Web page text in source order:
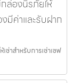
ล่องนิรภัยให้
งมีค่าและรับฝาก
าสำหรับการเช่าเซฟ